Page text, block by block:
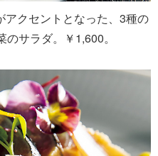
アクセントとなった、3種の
サラダ。￥1,600。